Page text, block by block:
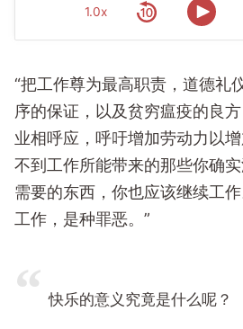
1.0x
“把工作尊为最高职责，道德礼
序的保证，以及贫穷瘟疫的良
业相呼应，呼吁增加劳动力以
不到工作所能带来的那些你确
需要的东西，你也应该继续工
工作，是种罪恶。”
快乐的意义究竟是什么呢？